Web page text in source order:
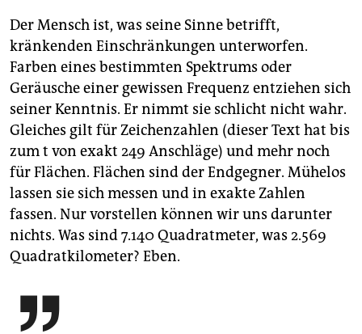
fragen & hilfe
unterstützen
abo
genossenschaft
epaper login
Der Mensch ist, was seine Sinne betrifft,
kränkenden Einschränkungen unterworfen.
Farben eines bestimmten Spektrums oder
Geräusche einer gewissen Frequenz entziehen sich
seiner Kenntnis. Er nimmt sie schlicht nicht wahr.
Gleiches gilt für Zeichenzahlen (dieser Text hat bis
zum t von exakt 249 Anschläge) und mehr noch
für Flächen. Flächen sind der Endgegner. Mühelos
lassen sie sich messen und in exakte Zahlen
fassen. Nur vorstellen können wir uns darunter
nichts. Was sind 7.140 Quadratmeter, was 2.569
Quadratkilometer? Eben.
